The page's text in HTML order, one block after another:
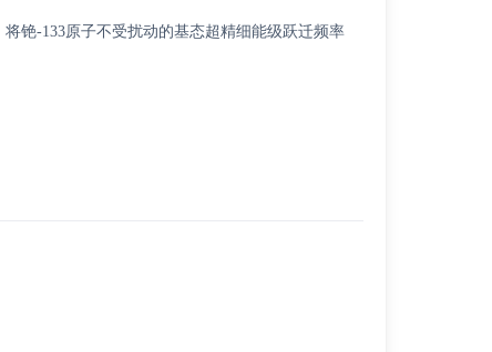
铯-133原子不受扰动的基态超精细能级跃迁频率